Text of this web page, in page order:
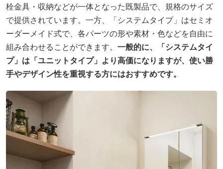
栓金具・収納などが一体となった既製品で、規格のサイズ
で提供されています。一方、「システムタイプ」はセミオ
ーダーメイド式で、各パーツの形や素材・色などを自由に
組み合わせることができます。 一般的に、「システムタイ
プ」は「ユニットタイプ」より高価になりますが、使い勝
手やデザイン性を重視する方にはおすすめです。